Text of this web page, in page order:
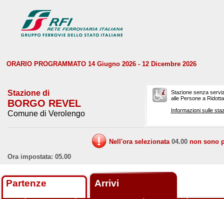
ORARIO PROGRAMMATO 14 Giugno 2026 - 12 Dicembre 2026
Stazione di
BORGO REVEL
Comune di Verolengo
Stazione senza
alle Persone a
Informazioni sulle
Nell'ora selezionata 04.00 non sono
Ora impostata: 05.00
Partenze Arrivi